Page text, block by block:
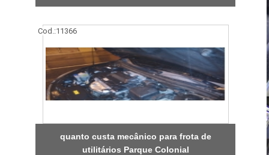
Cod.:11366
quanto custa mecânico para frota de
utilitários Parque Colonial